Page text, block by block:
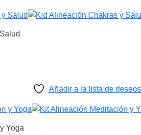
Añadir a la lista de deseos
Yoga